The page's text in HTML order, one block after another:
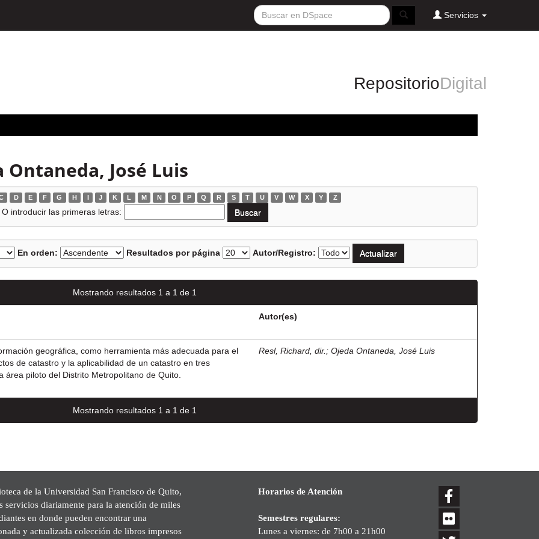
Servicios
RepositorioDigital
José Luis
D E F G H I J K L M N O P Q R S T U V W X Y Z
O introducir las primeras letras:
En orden: Resultados por página Autor/Registro:
Mostrando resultados 1 a 1 de 1
Autor(es)
geográfica, como herramienta más adecuada para el
de catastro y la aplicabilidad de un catastro en tres
área piloto del Distrito Metropolitano de Quito.
Resl, Richard, dir. ; Ojeda Ontaneda, José Luis
Mostrando resultados 1 a 1 de 1
de la Universidad San Francisco de Quito,
servicios diariamente para la atención de miles
en donde pueden encontrar una
y actualizada colección de libros impresos
Horarios de Atención
Semestres regulares:
Lunes a viernes: de 7h00 a 21h00